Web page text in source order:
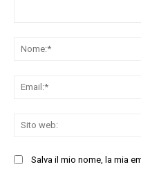
Salva il mio nome, la mia